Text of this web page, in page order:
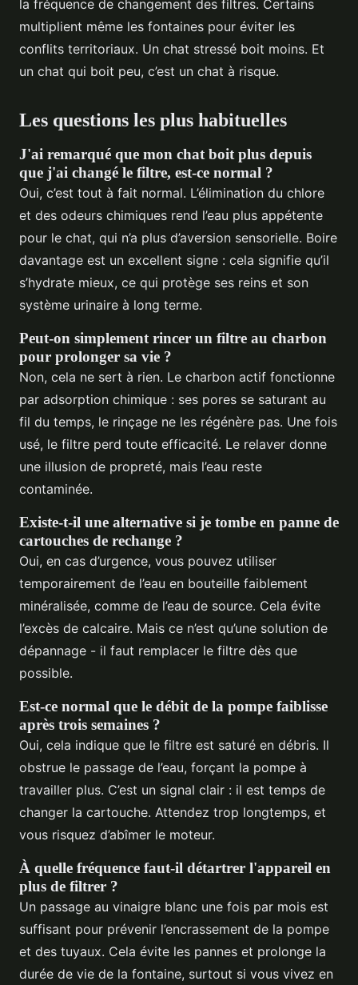
la fréquence de changement des filtres. Certains
multiplient même les fontaines pour éviter les
conflits territoriaux. Un chat stressé boit moins. Et
un chat qui boit peu, c’est un chat à risque.
Les questions les plus habituelles
J'ai remarqué que mon chat boit plus depuis
que j'ai changé le filtre, est-ce normal ?
Oui, c’est tout à fait normal. L’élimination du chlore
et des odeurs chimiques rend l’eau plus appétente
pour le chat, qui n’a plus d’aversion sensorielle. Boire
davantage est un excellent signe : cela signifie qu’il
s’hydrate mieux, ce qui protège ses reins et son
système urinaire à long terme.
Peut-on simplement rincer un filtre au charbon
pour prolonger sa vie ?
Non, cela ne sert à rien. Le charbon actif fonctionne
par adsorption chimique : ses pores se saturant au
fil du temps, le rinçage ne les régénère pas. Une fois
usé, le filtre perd toute efficacité. Le relaver donne
une illusion de propreté, mais l’eau reste
contaminée.
Existe-t-il une alternative si je tombe en panne de
cartouches de rechange ?
Oui, en cas d’urgence, vous pouvez utiliser
temporairement de l’eau en bouteille faiblement
minéralisée, comme de l’eau de source. Cela évite
l’excès de calcaire. Mais ce n’est qu’une solution de
dépannage - il faut remplacer le filtre dès que
possible.
Est-ce normal que le débit de la pompe faiblisse
après trois semaines ?
Oui, cela indique que le filtre est saturé en débris. Il
obstrue le passage de l’eau, forçant la pompe à
travailler plus. C’est un signal clair : il est temps de
changer la cartouche. Attendez trop longtemps, et
vous risquez d’abîmer le moteur.
À quelle fréquence faut-il détartrer l'appareil en
plus de filtrer ?
Un passage au vinaigre blanc une fois par mois est
suffisant pour prévenir l’encrassement de la pompe
et des tuyaux. Cela évite les pannes et prolonge la
durée de vie de la fontaine, surtout si vous vivez en